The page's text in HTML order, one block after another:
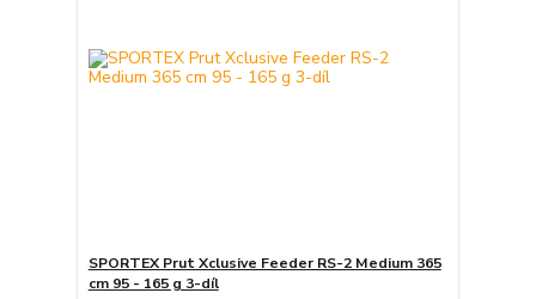
SPORTEX Prut Xclusive Feeder RS-2 Medium 365
cm 95 - 165 g 3-díl